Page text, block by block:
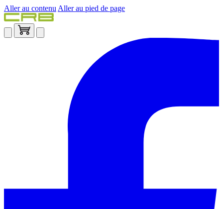
Aller au contenu Aller au pied de page